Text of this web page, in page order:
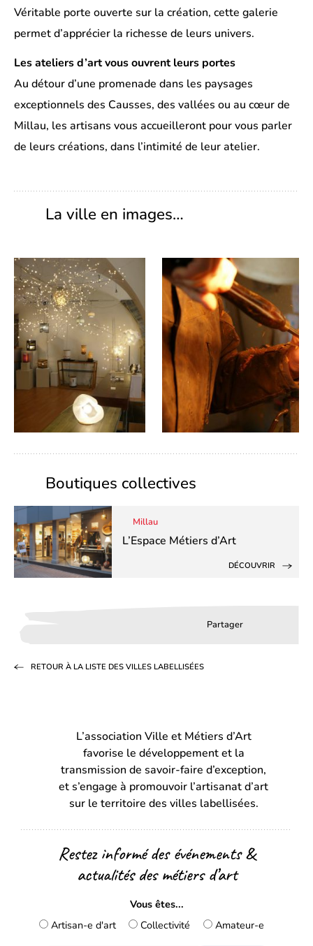
Véritable porte ouverte sur la création, cette galerie
permet d’apprécier la richesse de leurs univers.
Les ateliers d’art vous ouvrent leurs portes
Au détour d’une promenade dans les paysages
exceptionnels des Causses, des vallées ou au cœur de
Millau, les artisans vous accueilleront pour vous parler
de leurs créations, dans l’intimité de leur atelier.
La ville en images…
Boutiques collectives
Millau
L’Espace Métiers d’Art
DÉCOUVRIR
Partager
un
onglet)onglet)
RETOUR À LA LISTE DES VILLES LABELLISÉES
L’association Ville et Métiers d’Art
favorise le développement et la
transmission de savoir-faire d’exception,
et s’engage à promouvoir l’artisanat d’art
sur le territoire des villes labellisées.
Restez informé des événements &
actualités des métiers d’art
Vous êtes...
Artisan-e d'art
Collectivité Amateur-e